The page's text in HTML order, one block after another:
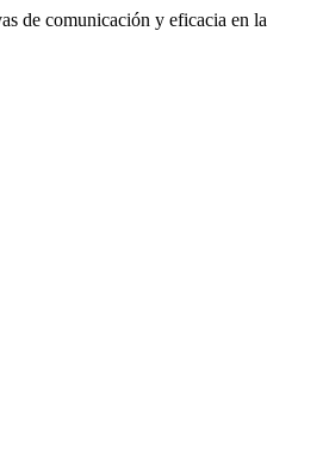
de comunicación y eficacia en la